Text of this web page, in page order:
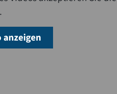
Zustimmen & Video anzeigen